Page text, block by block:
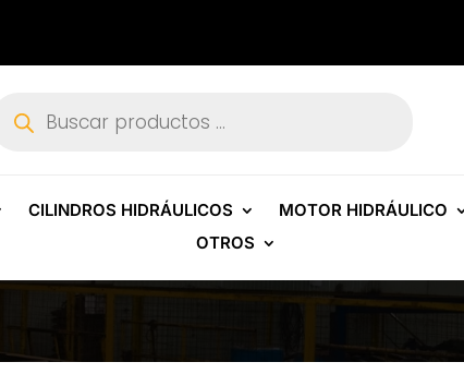
productos
CILINDROS HIDRÁULICOS MOTOR HIDRÁULICO
OTROS